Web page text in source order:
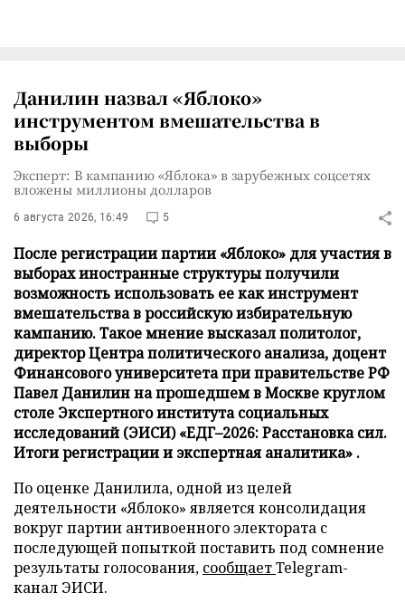
Данилин назвал «Яблоко»
инструментом вмешательства в
выборы
Эксперт: В кампанию «Яблока» в зарубежных соцсетях
вложены миллионы долларов
6 августа 2026, 16:49 5
После регистрации партии «Яблоко» для участия в
выборах иностранные структуры получили
возможность использовать ее как инструмент
вмешательства в российскую избирательную
кампанию. Такое мнение высказал политолог,
директор Центра политического анализа, доцент
Финансового университета при правительстве РФ
Павел Данилин на прошедшем в Москве круглом
столе Экспертного института социальных
исследований (ЭИСИ) «ЕДГ–2026: Расстановка сил.
Итоги регистрации и экспертная аналитика» .
По оценке Данилила, одной из целей
деятельности «Яблоко» является консолидация
вокруг партии антивоенного электората с
последующей попыткой поставить под сомнение
результаты голосования, сообщаетTelegram-
канал ЭИСИ.